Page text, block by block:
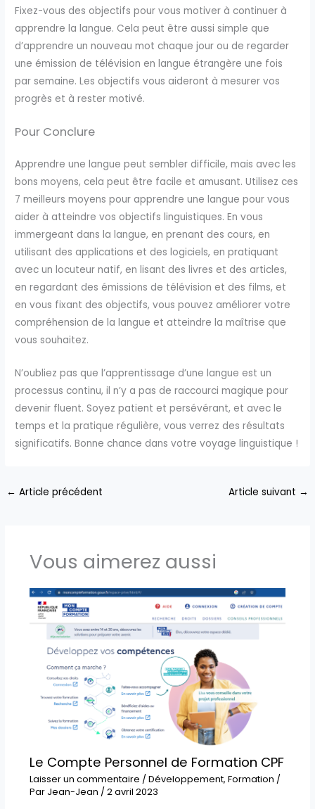
Fixez-vous des objectifs pour vous motiver à continuer à
apprendre la langue. Cela peut être aussi simple que
d’apprendre un nouveau mot chaque jour ou de regarder
une émission de télévision en langue étrangère une fois
par semaine. Les objectifs vous aideront à mesurer vos
progrès et à rester motivé.
Pour Conclure
Apprendre une langue peut sembler difficile, mais avec les
bons moyens, cela peut être facile et amusant. Utilisez ces
7 meilleurs moyens pour apprendre une langue pour vous
aider à atteindre vos objectifs linguistiques. En vous
immergeant dans la langue, en prenant des cours, en
utilisant des applications et des logiciels, en pratiquant
avec un locuteur natif, en lisant des livres et des articles,
en regardant des émissions de télévision et des films, et
en vous fixant des objectifs, vous pouvez améliorer votre
compréhension de la langue et atteindre la maîtrise que
vous souhaitez.
N’oubliez pas que l’apprentissage d’une langue est un
processus continu, il n’y a pas de raccourci magique pour
devenir fluent. Soyez patient et persévérant, et avec le
temps et la pratique régulière, vous verrez des résultats
significatifs. Bonne chance dans votre voyage linguistique !
← Article précédent Article suivant →
Vous aimerez aussi
Le Compte Personnel de Formation CPF
Laisser un commentaire / Développement, Formation /
Par Jean-Jean / 2 avril 2023